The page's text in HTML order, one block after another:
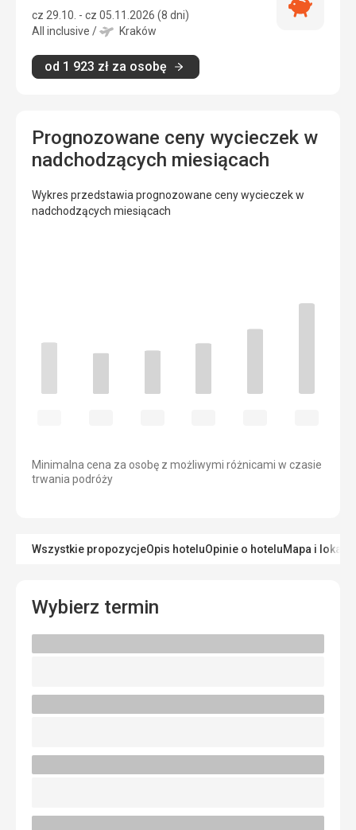
cz 29.10. - cz 05.11.2026 (8 dni)
All inclusive / Kraków
od 1 923 zł za osobę
Najlepsza
Prognozowane ceny wycieczek w
nadchodzących miesiącach
Wykres przedstawia prognozowane ceny wycieczek w
nadchodzących miesiącach
Minimalna cena za osobę z możliwymi różnicami w czasie
trwania podróży
Wszystkie propozycjeOpis hoteluOpinie o hoteluMapa i
Wybierz termin